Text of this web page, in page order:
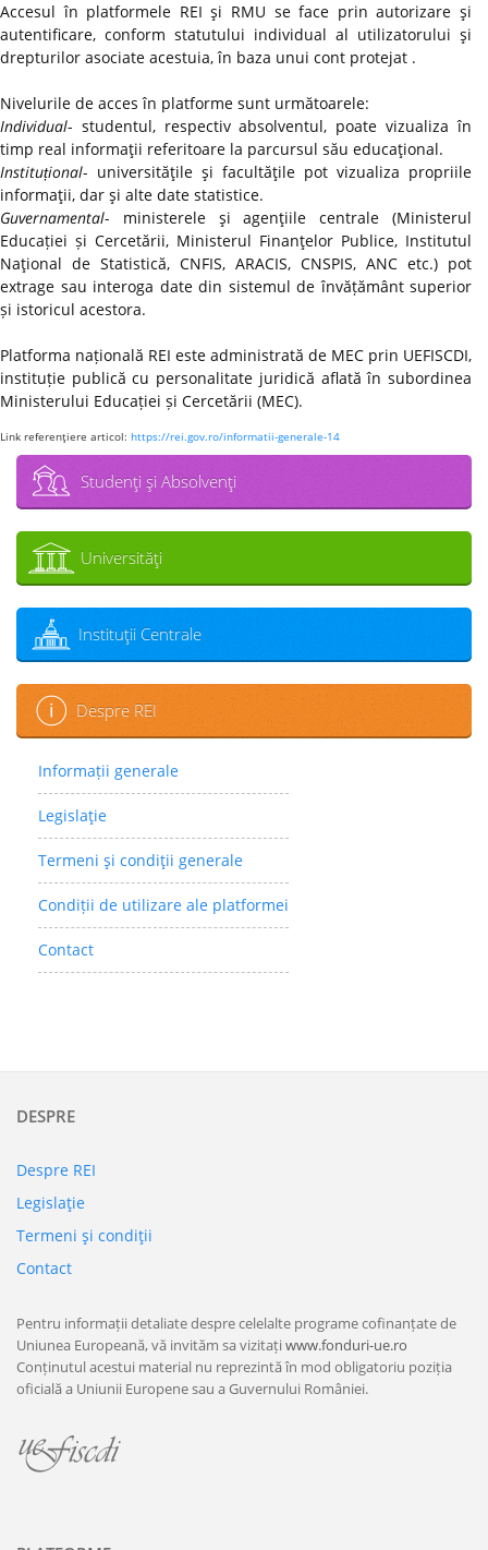
Accesul în platformele REI şi RMU se face prin autorizare şi
autentificare, conform statutului individual al utilizatorului şi
drepturilor asociate acestuia, în baza unui cont protejat .
Nivelurile de acces în platforme sunt următoarele:
Individual- studentul, respectiv absolventul, poate vizualiza în
timp real informaţii referitoare la parcursul său educaţional.
Instituțional- universităţile şi facultăţile pot vizualiza propriile
informaţii, dar şi alte date statistice.
Guvernamental- ministerele şi agenţiile centrale (Ministerul
Educației și Cercetării, Ministerul Finanţelor Publice, Institutul
Naţional de Statistică, CNFIS, ARACIS, CNSPIS, ANC etc.) pot
extrage sau interoga date din sistemul de învățământ superior
și istoricul acestora.
Platforma națională REI este administrată de MEC prin UEFISCDI,
instituție publică cu personalitate juridică aflată în subordinea
Ministerului Educației și Cercetării (MEC).
Link referenţiere articol: https://rei.gov.ro/informatii-generale-14
Studenţi şi Absolvenţi
Universităţi
Instituţii Centrale
Despre REI
Informații generale
Legislaţie
Termeni şi condiţii generale
Condiții de utilizare ale platformei
Contact
DESPRE
Despre REI
Legislaţie
Termeni şi condiţii
Contact
Pentru informații detaliate despre celelalte programe cofinanțate de
Uniunea Europeană, vă invităm sa vizitațiwww.fonduri-ue.ro
Conținutul acestui material nu reprezintă în mod obligatoriu poziția
oficială a Uniunii Europene sau a Guvernului României.